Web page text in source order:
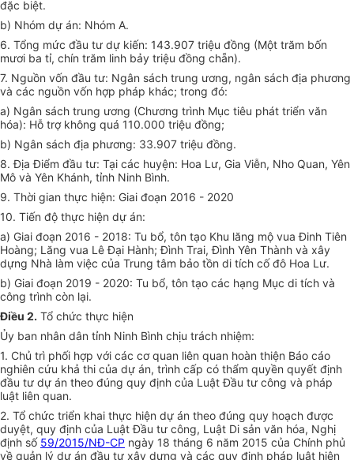
đặc biệt.
b) Nhóm dự án: Nhóm A.
6. Tổng mức đầu tư dự kiến: 143.907 triệu đồng (Một trăm bốn
mươi ba tỉ, chín trăm linh bảy triệu đồng chẵn).
7. Nguồn vốn đầu tư: Ngân sách trung ương, ngân sách địa phương
và các nguồn vốn hợp pháp khác; trong đó:
a) Ngân sách trung ương (Chương trình Mục tiêu phát triển văn
hóa): Hỗ trợ không quá 110.000 triệu đồng;
b) Ngân sách địa phương: 33.907 triệu đồng.
8. Địa Điểm đầu tư: Tại các huyện: Hoa Lư, Gia Viễn, Nho Quan, Yên
Mô và Yên Khánh, tỉnh Ninh Bình.
9. Thời gian thực hiện: Giai đoạn 2016 - 2020
10. Tiến độ thực hiện dự án:
a) Giai đoạn 2016 - 2018: Tu bổ, tôn tạo Khu lăng mộ vua Đinh Tiên
Hoàng; Lăng vua Lê Đại Hành; Đình Trai, Đình Yên Thành và xây
dựng Nhà làm việc của Trung tâm bảo tồn di tích cố đô Hoa Lư.
b) Giai đoạn 2019 - 2020: Tu bổ, tôn tạo các hạng Mục di tích và
công trình còn lại.
Điều 2. Tổ chức thực hiện
Ủy ban nhân dân tỉnh Ninh Bình chịu trách nhiệm:
1. Chủ trì phối hợp với các cơquan liên quan hoàn thiện Báo cáo
nghiên cứu khả thi của dự án, trình cấp có thẩm quyền quyết định
đầu tư dự án theo đúng quy định của Luật Đầu tư công và pháp
luật liên quan.
2. Tổ chức triển khai thực hiện dự án theo đúng quy hoạch được
duyệt, quy định của Luật Đầu tư công, Luật Di sản văn hóa, Nghị
định số 59/2015/NĐ-CP ngày 18 tháng 6 năm 2015 của Chính phủ
về quản lý dự án đầu tư xây dựng và các quy định pháp luật hiện